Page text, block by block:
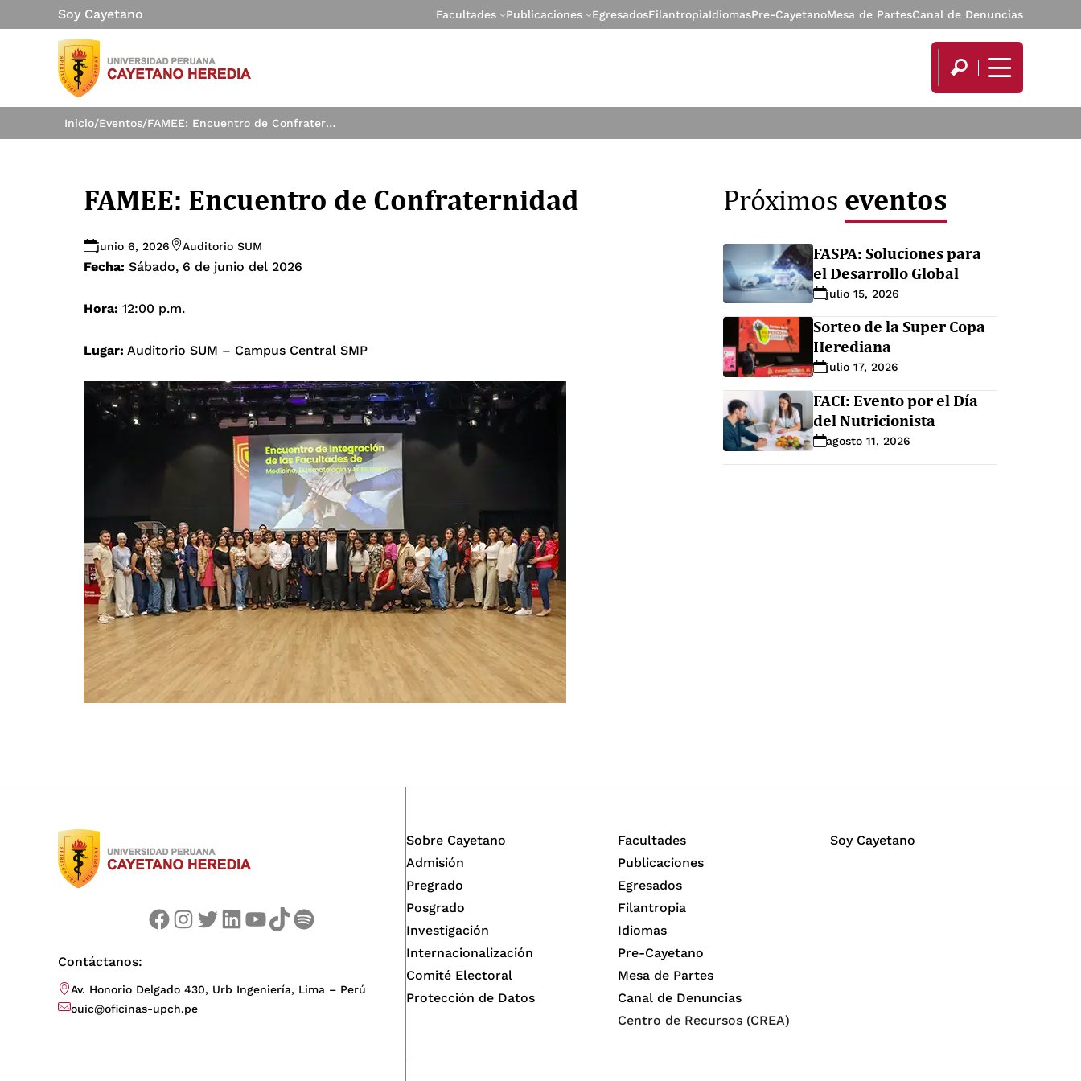
Soy Cayetano Facultades Publicaciones EgresadosFilantropiaIdiomasPre-CayetanoMesa de PartesCanal de Denuncias
Inicio/Eventos/ FAMEE: Encuentro de Confraternidad
FAMEE: Encuentro de Confraternidad
junio 6, 2026 Auditorio SUM
Fecha: Sábado, 6 de junio del 2026
Hora: 12:00 p.m.
Lugar: Auditorio SUM – Campus Central SMP
Próximos eventos
FASPA: Soluciones para
el Desarrollo Global
julio 15, 2026
Sorteo de la Super Copa
Herediana
julio 17, 2026
FACI: Evento por el Día
del Nutricionista
agosto 11, 2026
Facebook Instagram Twitter LinkedIn YouTube TikTok Spotify
Contáctanos:
Av. Honorio Delgado 430, Urb Ingeniería, Lima – Perú
ouic@oficinas-upch.pe
Sobre Cayetano
Admisión
Pregrado
Posgrado
Investigación
Internacionalización
Comité Electoral
Protección de Datos
Facultades
Publicaciones
Egresados
Filantropia
Idiomas
Pre-Cayetano
Mesa de Partes
Canal de Denuncias
Centro de Recursos (CREA)
Soy Cayetano